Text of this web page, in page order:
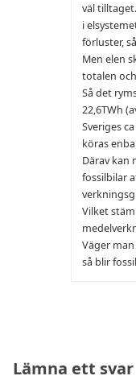
väl
i
förluster,
Men elen
totalen
Så det
22,6TWh
Sveriges
köras
Därav kan
fossilbilar
Vilket
Väger
så blir
Lämna ett svar